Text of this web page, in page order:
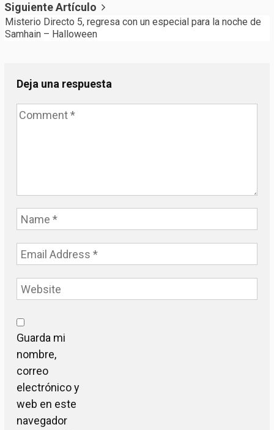
Siguiente Artículo
Misterio Directo 5, regresa con un especial para la noche de
Samhain – Halloween
Deja una respuesta
Guarda mi
nombre,
correo
electrónico y
web en este
navegador